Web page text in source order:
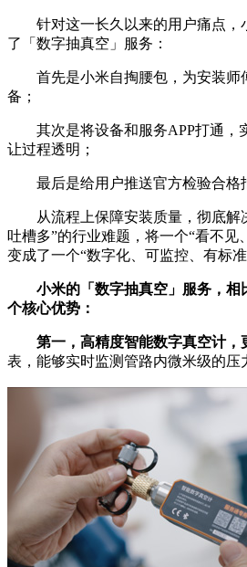
针对这一长久以来的用户痛点，
了「数字抽真空」服务：
首先是小米自掏腰包，为安装师
备；
其次是将设备和服务APP打通，
让过程透明；
最后是给用户推送官方检验合格
从流程上保障安装质量，彻底解
吐槽多”的行业难题，将一个“看不见
变成了一个“数字化、可监控、有标准
小米的「数字抽真空」服务，相
个核心优势：
第一，高精度智能数字真空计，
表，能够实时监测管路内微米级的压